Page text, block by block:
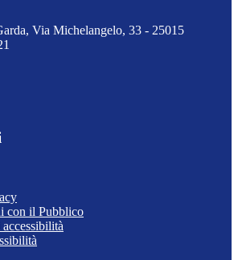
Via Michelangelo, 33 - 25015
con il Pubblico